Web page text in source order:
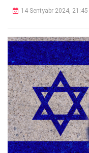
14 Sentyabr 2024, 21:45